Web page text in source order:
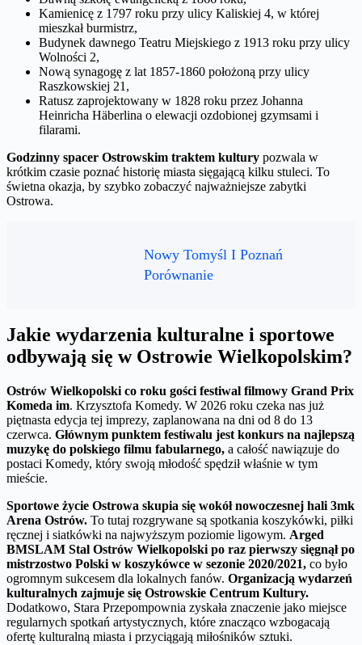
Kamienicę z 1797 roku przy ulicy Kaliskiej 4, w której
mieszkał burmistrz,
Budynek dawnego Teatru Miejskiego z 1913 roku przy ulicy
Wolności 2,
Nową synagogę z lat 1857-1860 położoną przy ulicy
Raszkowskiej 21,
Ratusz zaprojektowany w 1828 roku przez Johanna
Heinricha Häberlina o elewacji ozdobionej gzymsami i
filarami.
Godzinny spacer Ostrowskim traktem kultury pozwala w
krótkim czasie poznać historię miasta sięgającą kilku stuleci. To
świetna okazja, by szybko zobaczyć najważniejsze zabytki
Ostrowa.
Nowy Tomyśl I Poznań
Porównanie
Jakie wydarzenia kulturalne i sportowe
odbywają się w Ostrowie Wielkopolskim?
Ostrów Wielkopolski co roku gości festiwal filmowy Grand Prix
Komeda im. Krzysztofa Komedy. W 2026 roku czeka nas już
piętnasta edycja tej imprezy, zaplanowana na dni od 8 do 13
czerwca. Głównym punktem festiwalu jest konkurs na najlepszą
muzykę do polskiego filmu fabularnego, a całość nawiązuje do
postaci Komedy, który swoją młodość spędził właśnie w tym
mieście.
Sportowe życie Ostrowa skupia się wokół nowoczesnej hali 3mk
Arena Ostrów. To tutaj rozgrywane są spotkania koszykówki, piłki
ręcznej i siatkówki na najwyższym poziomie ligowym. Arged
BMSLAM Stal Ostrów Wielkopolski po raz pierwszy sięgnął po
mistrzostwo Polski w koszykówce w sezonie 2020/2021, co było
ogromnym sukcesem dla lokalnych fanów. Organizacją wydarzeń
kulturalnych zajmuje się Ostrowskie Centrum Kultury.
Dodatkowo, Stara Przepompownia zyskała znaczenie jako miejsce
regularnych spotkań artystycznych, które znacząco wzbogacają
ofertę kulturalną miasta i przyciągają miłośników sztuki.